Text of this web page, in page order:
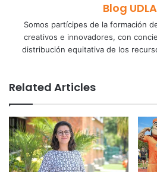
Blog
Somos partícipes de la formación
creativos e innovadores, con
distribución equitativa de los
Related Articles